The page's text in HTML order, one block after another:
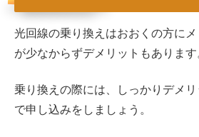
光回線の乗り換えはおおくの方に
が少なからずデメリットもあります
乗り換えの際には、しっかりデメ
で申し込みをしましょう。